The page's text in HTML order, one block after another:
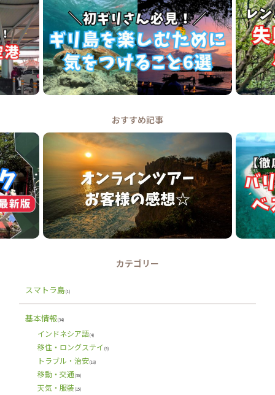
おすすめ記事
カテゴリー
スマトラ島(1)
基本情報(34)
インドネシア語(4)
移住・ロングステイ (9)
トラブル・治安(18)
移動・交通 (30)
天気・服装 (15)